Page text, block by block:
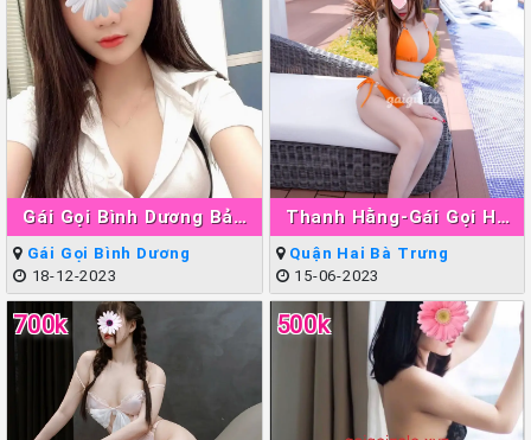
Gái Gọi Bình Dương Bảo
Ngân
Gái Gọi Bình Dương
18-12-2023
Thanh Hằng-Gái Gọi Hà
Nội Làm Tình Giỏi Đẳng
Quận Hai Bà Trưng
15-06-2023
700k 500k